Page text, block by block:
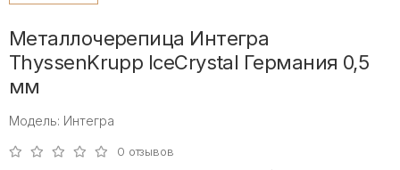
Металлочерепица Интегра
ThyssenKrupp IceCrystal Германия 0,5
мм
Модель: Интегра
0 отзывов